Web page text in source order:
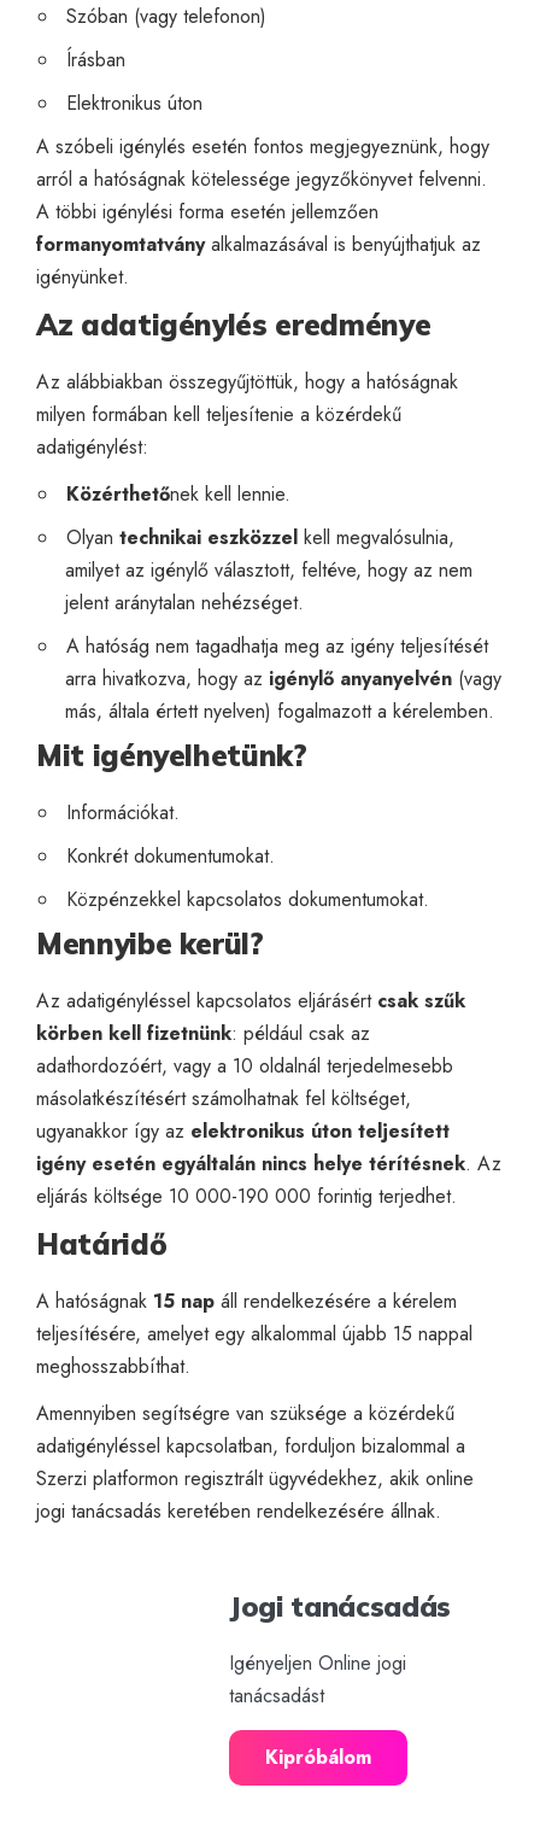
Szóban (vagy telefonon)
Írásban
Elektronikus úton
A szóbeli igénylés esetén fontos megjegyeznünk, hogy
arról a hatóságnak kötelessége jegyzőkönyvet felvenni.
A többi igénylési forma esetén jellemzően
formanyomtatványalkalmazásával is benyújthatjuk az
igényünket.
Az adatigénylés eredménye
Az alábbiakban összegyűjtöttük, hogy a hatóságnak
milyen formában kell teljesítenie a közérdekű
adatigénylést:
Közérthetőnek kell lennie.
Olyan technikai eszközzelkell megvalósulnia,
amilyet az igénylő választott, feltéve, hogy az nem
jelent aránytalan nehézséget.
A hatóság nem tagadhatja meg az igény teljesítését
arra hivatkozva, hogy az igénylő anyanyelvén (vagy
más, általa értett nyelven) fogalmazott a kérelemben.
Mit igényelhetünk?
Információkat.
Konkrét dokumentumokat.
Közpénzekkel kapcsolatos dokumentumokat.
Mennyibe kerül?
Az adatigényléssel kapcsolatos eljárásért csak szűk
körben kell fizetnünk: például csak az
adathordozóért, vagy a 10 oldalnál terjedelmesebb
másolatkészítésért számolhatnak fel költséget,
ugyanakkor így az elektronikus úton teljesített
igény esetén egyáltalán nincs helye térítésnek. Az
eljárás költsége 10 000-190 000 forintig terjedhet.
Határidő
A hatóságnak 15 nap áll rendelkezésére a kérelem
teljesítésére, amelyet egy alkalommal újabb 15 nappal
meghosszabbíthat.
Amennyiben segítségre van szüksége a közérdekű
adatigényléssel kapcsolatban, forduljon bizalommal a
Szerzi platformon regisztrált ügyvédekhez, akik online
jogi tanácsadás keretében rendelkezésére állnak.
Jogi tanácsadás
Igényeljen Online jogi
tanácsadást
Kipróbálom